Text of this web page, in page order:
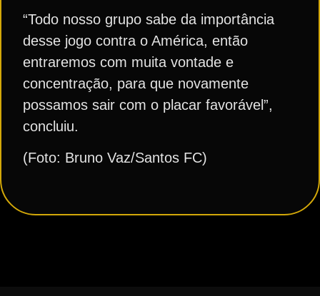
“Todo nosso grupo sabe da importância
desse jogo contra o América, então
entraremos com muita vontade e
concentração, para que novamente
possamos sair com o placar favorável”,
concluiu.
(Foto: Bruno Vaz/Santos FC)